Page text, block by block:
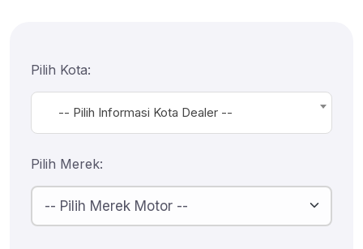
Pilih Kota:
-- Pilih Informasi Kota Dealer --
Pilih Merek: